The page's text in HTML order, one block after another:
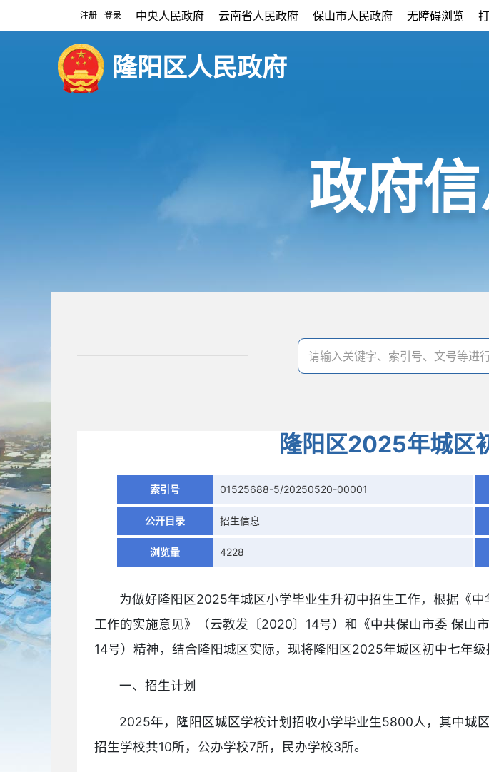
注册 登录 中央人民政府 云南省人民政府 保山市人民政府 无障碍浏览
隆阳区人民政府
政府
隆阳区2025年城区
索引号 01525688-5/20250520-00001
公开目录 招生信息
浏览量 4228
为做好隆阳区2025年城区小学毕业生升初中招生工作，根据《
工作的实施意见》（云教发〔2020〕14号）和《中共保山市委 保山
14号）精神，结合隆阳城区实际，现将隆阳区2025年城区初中七年级
一、招生计划
2025年，隆阳区城区学校计划招收小学毕业生5800人，其中城
招生学校共10所，公办学校7所，民办学校3所。